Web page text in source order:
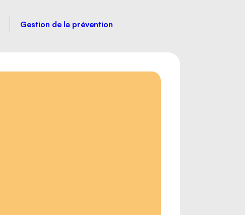
formations
Gestion de la prévention